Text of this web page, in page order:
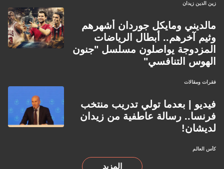
زين الدين زيدان
مالديني ومايكل جوردان أشهرهم
وثيم آخرهم.. أبطال الرياضات
المزدوجة يواصلون مسلسل "جنون
الهوس التنافسي"
فقرات ومقالات
فيديو | بعدما تولي تدريب منتخب
فرنسا.. رسالة عاطفية من زيدان
لديشان!
كأس العالم
المزيد